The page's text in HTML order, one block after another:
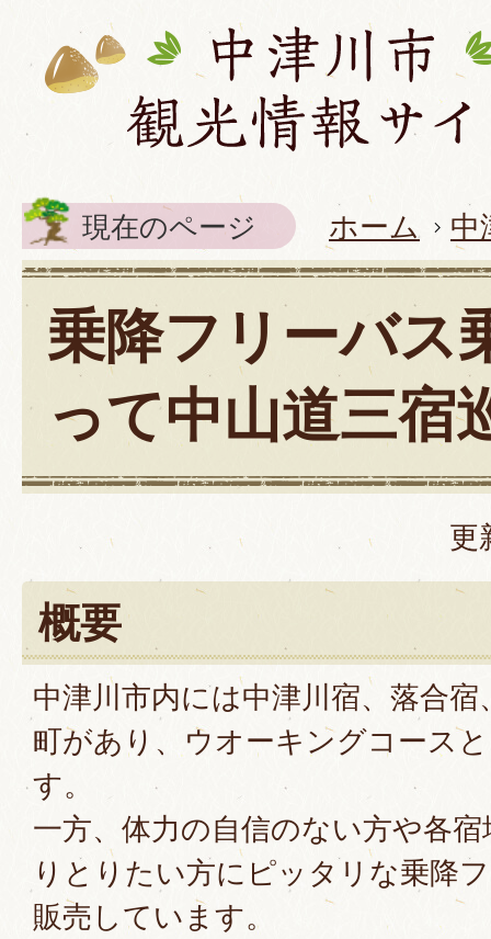
現在のページ ホーム 中
乗降フリーバス
って中山道三宿
更
概要
中津川市内には中津川宿、落合
町があり、ウオーキングコース
す。
一方、体力の自信のない方や各
りとりたい方にピッタリな乗降
販売しています。